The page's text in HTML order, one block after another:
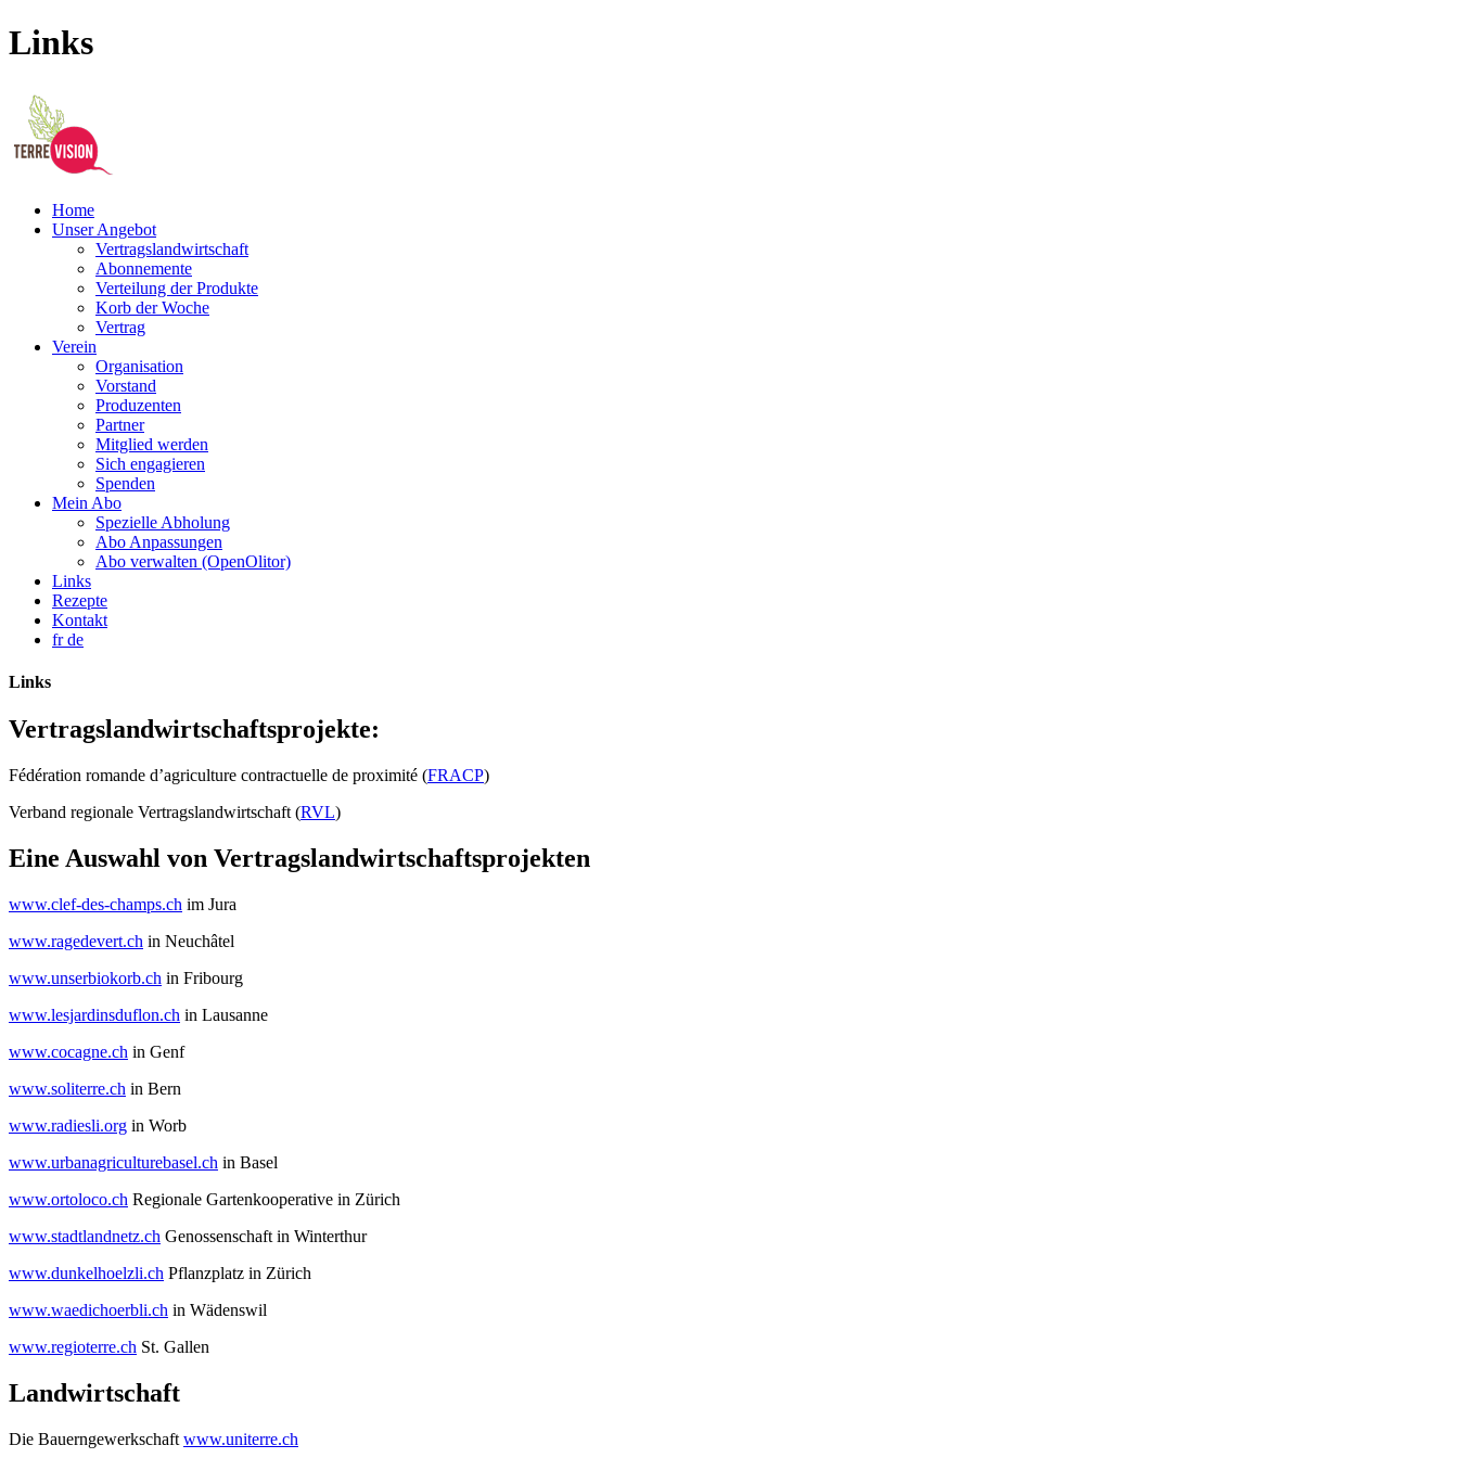
Links
Home
Unser Angebot
Vertragslandwirtschaft
Abonnemente
Verteilung der Produkte
Korb der Woche
Vertrag
Verein
Organisation
Vorstand
Produzenten
Partner
Mitglied werden
Sich engagieren
Spenden
Mein Abo
Spezielle Abholung
Abo Anpassungen
Abo verwalten (OpenOlitor)
Links
Rezepte
Kontakt
frde
Links
Vertragslandwirtschaftsprojekte:
Fédération romande d’agriculture contractuelle de proximité (FRACP)
Verband regionale Vertragslandwirtschaft (RVL)
Eine Auswahl von Vertragslandwirtschaftsprojekten
www.clef-des-champs.ch im Jura
www.ragedevert.ch in Neuchâtel
www.unserbiokorb.ch in Fribourg
www.lesjardinsduflon.ch in Lausanne
www.cocagne.ch in Genf
www.soliterre.ch in Bern
www.radiesli.org in Worb
www.urbanagriculturebasel.ch in Basel
www.ortoloco.ch Regionale Gartenkooperative in Zürich
www.stadtlandnetz.ch Genossenschaft in Winterthur
www.dunkelhoelzli.ch Pflanzplatz in Zürich
www.waedichoerbli.ch in Wädenswil
www.regioterre.ch St. Gallen
Landwirtschaft
Die Bauerngewerkschaft www.uniterre.ch